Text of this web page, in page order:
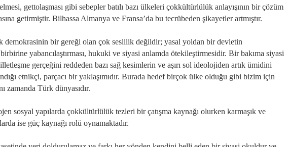
gettolaşması gibi sebepler batılı bazı ülkeleri çokkültürlülük anlayışının bir çözüm
getirmiştir. Bilhassa Almanya ve Fransa’da bu tecrübeden şikayetler artmıştır.
demokrasinin bir gereği olan çok seslilik değildir; yasal yoldan bir devletin
birbirine yabancılaştırması, hukuki ve siyasi anlamda ötekileştirmesidir. Bir bakıma siyasi
gerçeğini reddeden bazı sağ kesimlerin ve aşırı sol ideolojiden artık ümidini
etnikçi, parçacı bir yaklaşımıdır. Burada hedef birçok ülke olduğu gibi bizim için
zamanda Türk dünyasıdır.
sosyal yapılarda çokkültürlülük tezleri bir çatışma kaynağı olurken karmaşık ve
ise güç kaynağı rolü oynamaktadır.